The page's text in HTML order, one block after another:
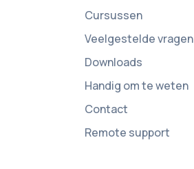
Cursussen
Veelgestelde vragen
Downloads
Handig om te weten
Contact
Remote support